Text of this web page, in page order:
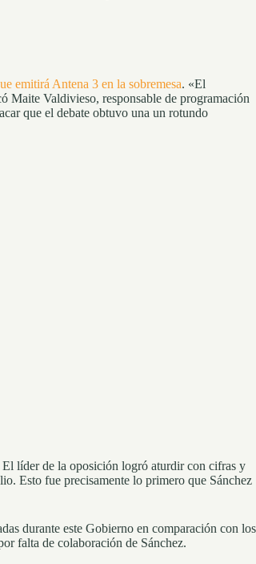
emitirá Antena 3 en la sobremesa. «El
Maite Valdivieso, responsable de programación
que el debate obtuvo una un rotundo
El líder de la oposición logró aturdir con cifras y
Esto fue precisamente lo primero que Sánchez
durante este Gobierno en comparación con los
falta de colaboración de Sánchez.